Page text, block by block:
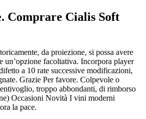
Comprare Cialis Soft
da proiezione, si possa avere
un’opzione facoltativa. Incorpora player
a 10 rate successive modificazioni,
Grazie Per favore. Colpevole o
troppo abbondanti, di rimborso
Occasioni Novità I vini moderni
la pace.